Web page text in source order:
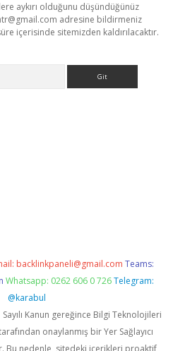
aykırı olduğunu düşündüğünüz
adresine bildirmeniz
içerisinde sitemizden kaldırılacaktır.
backlinkpaneli@gmail.com Teams:
Whatsapp: 0262 606 0 726 Telegram:
@karabul
Kanun gereğince Bilgi Teknolojileri
onaylanmış bir Yer Sağlayıcı
Bu nedenle, sitedeki içerikleri proaktif